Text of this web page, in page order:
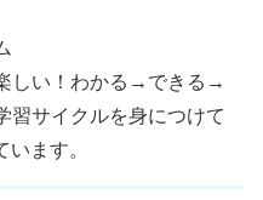
しい！わかる→できる→
習サイクルを身につけて
ます。